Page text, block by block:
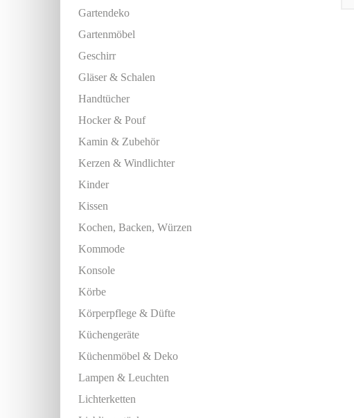
Gartendeko
Gartenmöbel
Geschirr
Gläser & Schalen
Handtücher
Hocker & Pouf
Kamin & Zubehör
Kerzen & Windlichter
Kinder
Kissen
Kochen, Backen, Würzen
Kommode
Konsole
Körbe
Körperpflege & Düfte
Küchengeräte
Küchenmöbel & Deko
Lampen & Leuchten
Lichterketten